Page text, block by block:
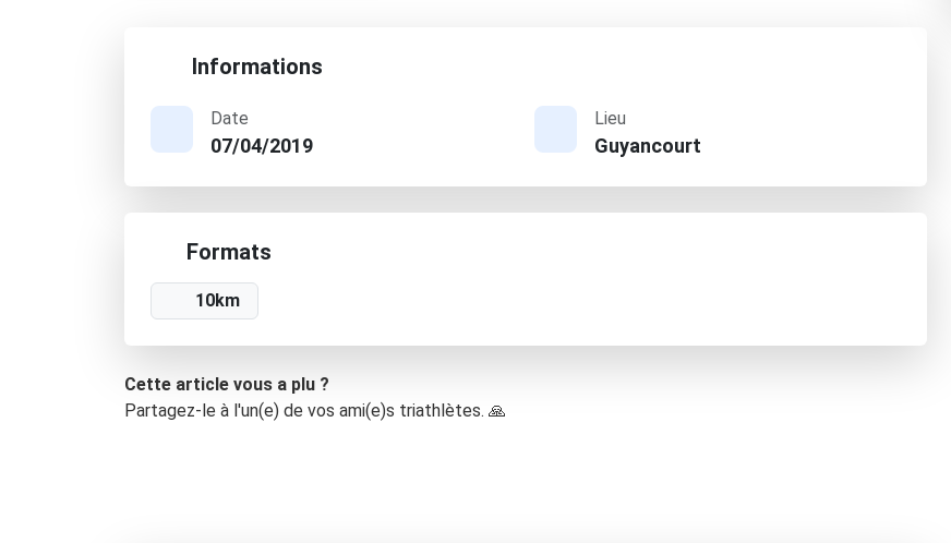
Informations
Date
07/04/2019
Lieu
Guyancourt
Formats
10km
Cette article vous a plu ?
Partagez-le à l'un(e) de vos ami(e)s triathlètes. 🙏